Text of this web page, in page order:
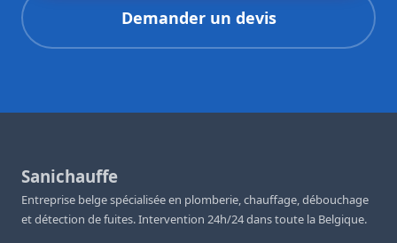
Demander un devis
Sanichauffe
Entreprise belge spécialisée en plomberie, chauffage, débouchage
et détection de fuites. Intervention 24h/24 dans toute la Belgique.